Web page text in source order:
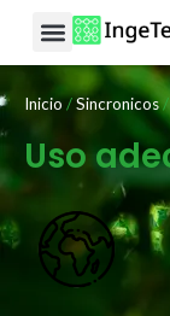
Inicio /Sincronicos/
Uso